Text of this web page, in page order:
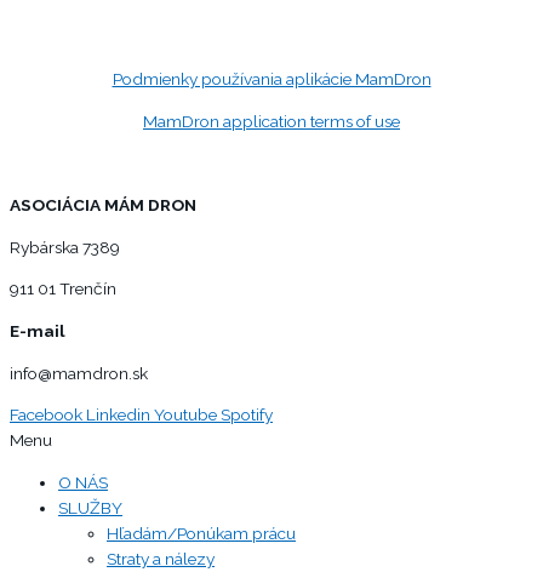
Podmienky používania aplikácie MamDron
MamDron application terms of use
ASOCIÁCIA MÁM DRON
Rybárska 7389
911 01 Trenčín
E-mail
info@mamdron.sk
Facebook Linkedin YoutubeSpotify
Menu
O NÁS
SLUŽBY
Hľadám/Ponúkam prácu
Straty a nálezy